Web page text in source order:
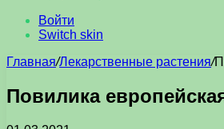
Войти
Switch skin
Главная/Лекарственные растения/
Повилика